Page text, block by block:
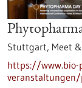
Stuttgart, Meet
https://www.bio-